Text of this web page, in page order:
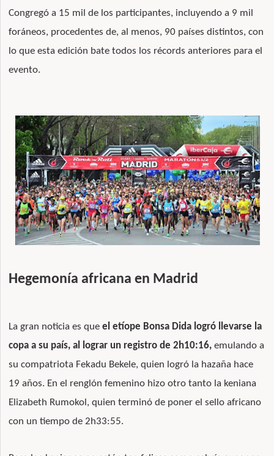
Congregó a 15 mil de los participantes, incluyendo a 9 mil
foráneos, procedentes de, al menos, 90 países distintos, con
lo que esta edición bate todos los récords anteriores para el
evento.
Hegemonía africana en Madrid
La gran noticia es queel etíope Bonsa Dida logró llevarse la
copa a su país, al lograr un registro de 2h10:16,emulando a
su compatriota Fekadu Bekele, quien logró la hazaña hace
19 años. En el renglón femenino hizo otro tanto la keniana
Elizabeth Rumokol, quien terminó de poner el sello africano
con un tiempo de 2h33:55.